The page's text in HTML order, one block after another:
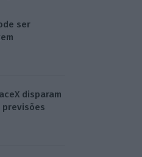
ser
disparam
previsões